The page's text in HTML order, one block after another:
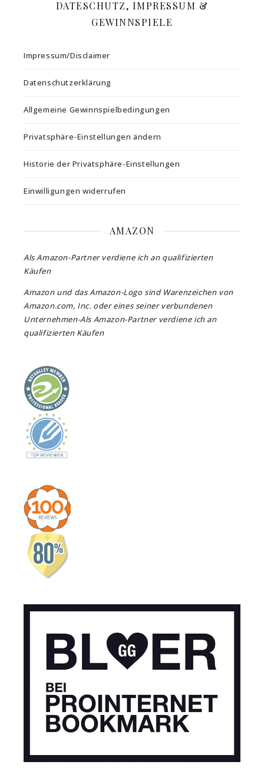
DATESCHUTZ, IMPRESSUM &
GEWINNSPIELE
Impressum/Disclaimer
Datenschutzerklärung
Allgemeine Gewinnspielbedingungen
Privatsphäre-Einstellungen ändern
Historie der Privatsphäre-Einstellungen
Einwilligungen widerrufen
AMAZON
Als Amazon-Partner verdiene ich an qualifizierten
Käufen
Amazon und das Amazon-Logo sind Warenzeichen von
Amazon.com, Inc. oder eines seiner verbundenen
Unternehmen-Als Amazon-Partner verdiene ich an
qualifizierten Käufen